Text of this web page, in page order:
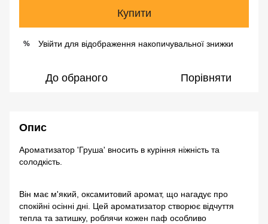
Купити
% Увійти для відображення накопичувальної знижки
До обраного Порівняти
Опис
Ароматизатор 'Груша' вносить в куріння ніжність та
солодкість.
Він має м'який, оксамитовий аромат, що нагадує про
спокійні осінні дні. Цей ароматизатор створює відчуття
тепла та затишку, роблячи кожен паф особливо